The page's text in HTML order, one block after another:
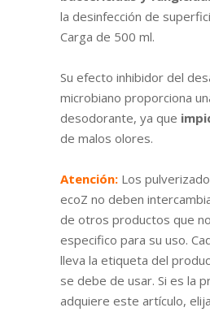
la desinfección de
Carga de 500 ml.
Su efecto inhibidor del
microbiano proporciona
desodorante, ya que
de malos olores.
Atención: Los
ecoZ no deben
de otros productos que
especifico para su uso.
lleva la etiqueta del
se debe de usar. Si es la
adquiere este artículo,